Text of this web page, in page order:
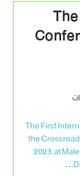
The First
the
2023, at